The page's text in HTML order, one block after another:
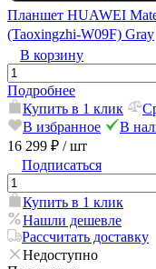
Планшет HUAWEI
(Taoxingzhi-W09F) Gray
В корзину
Подробнее
Купить в 1 клик
В избранное
В
16 299 ₽ / шт
Подписаться
Купить в 1 клик
Нашли дешевле
Рассчитать доставку
Недоступно